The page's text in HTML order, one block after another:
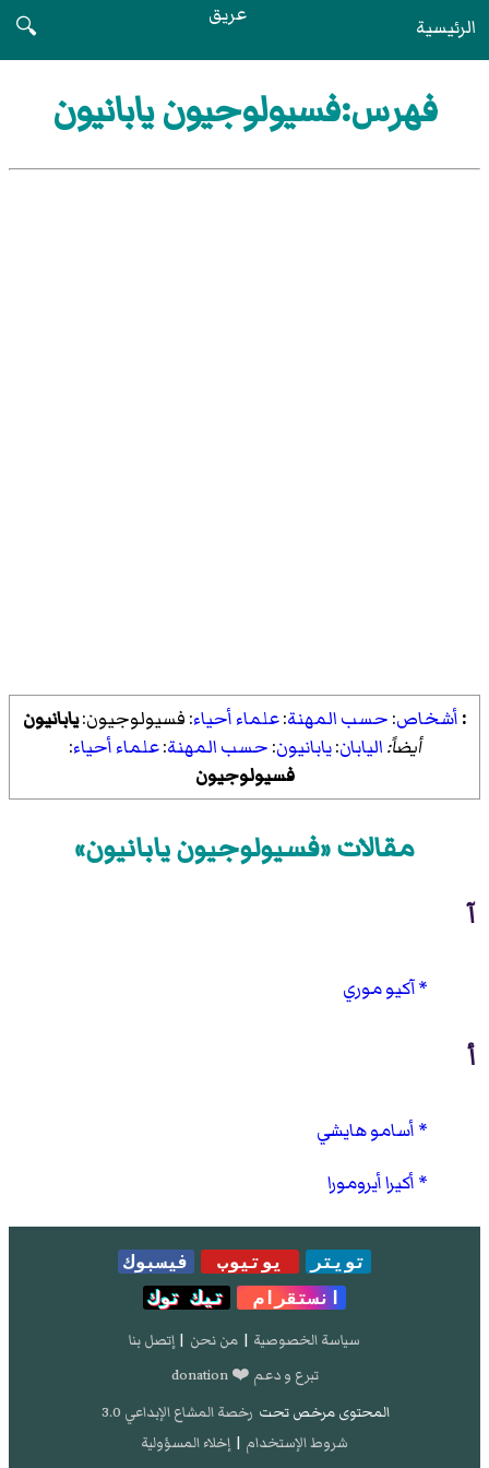
الرئيسية عريق
🔍
فهرس:فسيولوجيون يابانيون
:أشخاص:حسب المهنة:علماء أحياء:فسيولوجيون:يابانيون
أيضاً:اليابان:يابانيون:حسب المهنة:علماء أحياء:
فسيولوجيون
مقالات «فسيولوجيون يابانيون»
آ
آكيو موري
أ
أسامو هايشي
أكيرا أيرومورا
تويتر يوتيوب
فيسبوك
انستقرام
تيك توك
سياسة الخصوصية | من نحن | إتصل بنا
تبرع و دعم ❤️ donation
المحتوى مرخص تحت رخصة المشاع الإبداعي 3.0
شروط الإستخدام | إخلاء المسؤولية